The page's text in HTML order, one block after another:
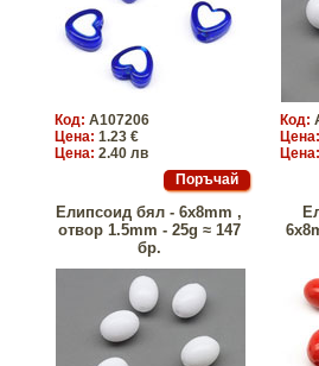
Код: A107206
Цена: 1.23 €
Цена: 2.40 лв
Код:
Елипсоид бял - 6x8mm ,
отвор 1.5mm - 25g ≈ 147
бр.